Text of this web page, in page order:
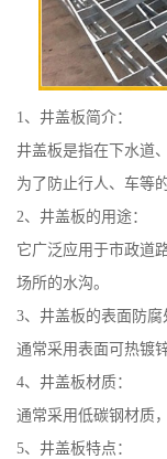
1、井盖板简介：
井盖板是指在下水道
为了防止行人、车等
2、 井盖板的用途：
它广泛应用于市政道
场所的水沟。
3、 井盖板的表面防腐
通常采用表面可热镀
4、 井盖板材质：
通常采用低碳钢材质
5、 井盖板特点：